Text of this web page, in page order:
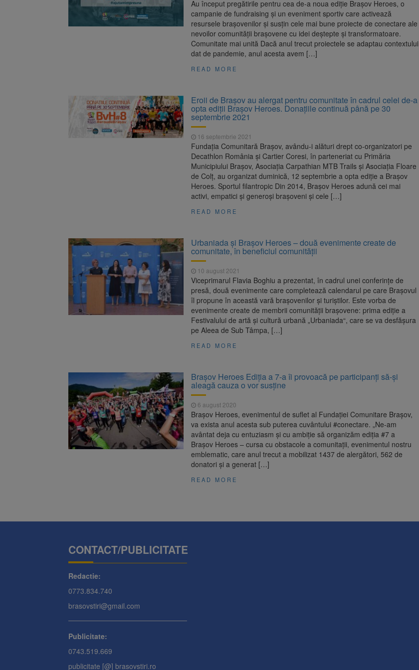
Au început pregătirile pentru cea de-a noua ediție Brașov Heroes, o
campanie de fundraising și un eveniment sportiv care activează
resursele brașovenilor și susțin cele mai bune proiecte de conectare ale
nevoilor comunității brașovene cu idei deștepte și transformatoare.
Comunitate mai unită Dacă anul trecut proiectele se adaptau contextului
dat de pandemie, anul acesta avem […]
READ MORE
Eroii de Brașov au alergat pentru comunitate în cadrul celei de-a
opta ediții Brașov Heroes. Donațiile continuă până pe 30
septembrie 2021
16 septembrie 2021
Fundația Comunitară Brașov, avându-i alături drept co-organizatori pe
Decathlon România și Cartier Coresi, în parteneriat cu Primăria
Municipiului Brașov, Asociația Carpathian MTB Trails și Asociația Floare
de Colț, au organizat duminică, 12 septembrie a opta ediție a Brașov
Heroes. Sportul filantropic Din 2014, Brașov Heroes adună cei mai
activi, empatici și generoși brașoveni și cele […]
READ MORE
Urbaniada și Brașov Heroes – două evenimente create de
comunitate, în beneficiul comunității
10 august 2021
Viceprimarul Flavia Boghiu a prezentat, în cadrul unei conferințe de
presă, două evenimente care completează calendarul pe care Brașovul
îl propune în această vară brașovenilor și turiștilor. Este vorba de
evenimente create de membrii comunității brașovene: prima ediție a
Festivalului de artă și cultură urbană „Urbaniada“, care se va desfășura
pe Aleea de Sub Tâmpa, […]
READ MORE
Brașov Heroes Ediția a 7-a îi provoacă pe participanți să-și
aleagă cauza o vor susține
6 august 2020
Brașov Heroes, evenimentul de suflet al Fundației Comunitare Brașov,
va exista anul acesta sub puterea cuvântului #conectare. „Ne-am
avântat deja cu entuziasm și cu ambiție să organizăm ediția #7 a
Brașov Heroes – cursa cu obstacole a comunitații, evenimentul nostru
emblematic, care anul trecut a mobilizat 1437 de alergători, 562 de
donatori și a generat […]
READ MORE
CONTACT/PUBLICITATE
Redactie:
0773.834.740
brasovstiri@gmail.com
Publicitate:
0743.519.669
publicitate [@] brasovstiri.ro